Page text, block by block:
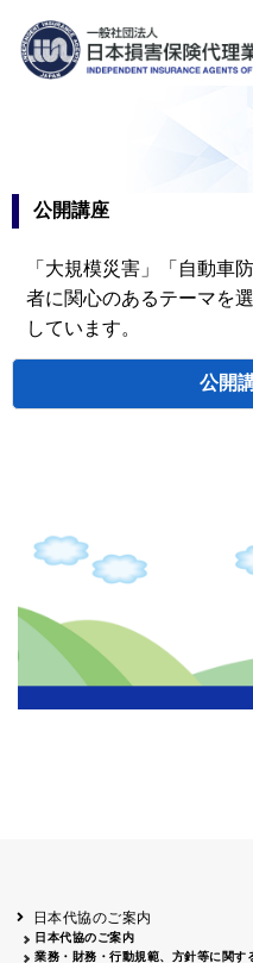
公開講座
「大規模災害」「自動車
者に関心のあるテーマを
しています。
公開
申し訳ございません、こ
日本代協のご案内
日本代協のご案内
業務・財務・行動規範、方針等に関す